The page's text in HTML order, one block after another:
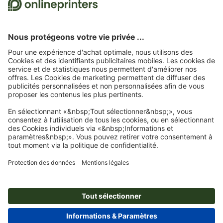
31/08/2026 inclus.
dessus que vous recevrez votre code de remise et notre newsletter. Vous pouvez bien
le montant de la commande (HT). Valable une seule fois. Pas de montant minimum
pour la commande. Pas de versement en espèces. Offre non cumulable avec d’autres
promotions ou remises.Le bon de remise est valable six semaines après réception.
3Pour économiser sur une sélection de produits, il vous suffit de saisir le code
CALENDARS10-26 dans le champ prévu à cet effet dans le panier d’achat. Pas de
montant minimum pour la commande. Valable plusieurs fois. Pas de versement en
espèces. Non cumulable avec d’autres offres. Cette offre est valable jusqu’au
31/08/2026 inclus.
4Pour économiser sur une sélection de produits, il vous suffit de saisir le code
montant minimum pour la commande. Valable plusieurs fois. Pas de versement en